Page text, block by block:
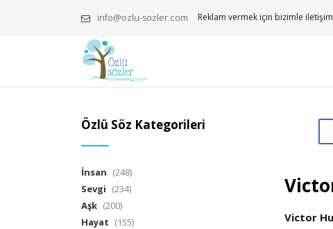
info@ozlu-sozler.com Reklam vermek için bizimle
Victor
Özlü Söz Kategorileri
İnsan (248)
Sevgi (234)
Aşk (200)
Hayat (155)